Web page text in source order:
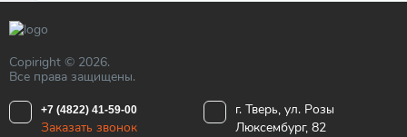
Copiright © 2026.
Все права защищены.
+7 (4822) 41-59-00
Заказать звонок
г. Тверь, ул. Розы
Люксембург, 82